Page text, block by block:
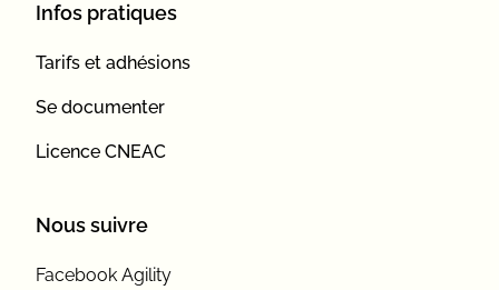
Infos pratiques
Tarifs et adhésions
Se documenter
Licence CNEAC
Nous suivre
Facebook Agility